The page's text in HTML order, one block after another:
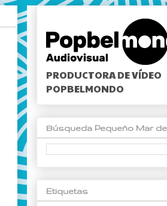
PRODUCTORA DE VÍDEO
POPBELMONDO
Búsqueda Pequeño Mar
Etiquetas